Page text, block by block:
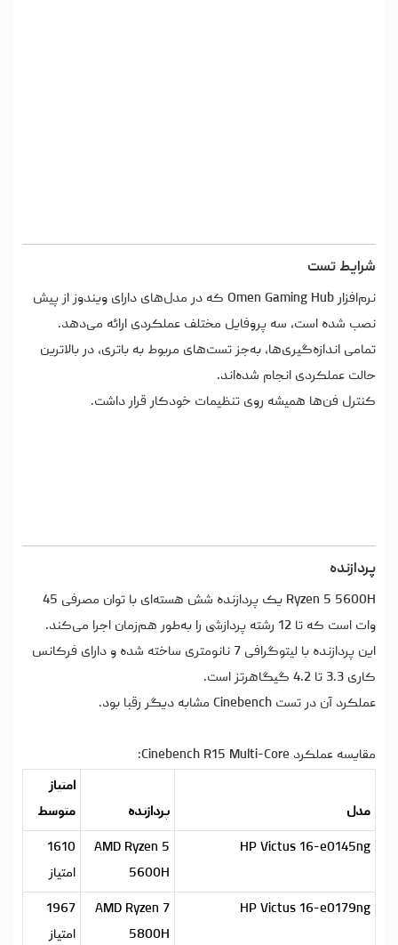
شرایط تست
نرم‌افزار Omen Gaming Hub که در مدل‌های دارای ویندوز از پیش
نصب شده است، سه پروفایل مختلف عملکردی ارائه می‌دهد.
تمامی اندازه‌گیری‌ها، به‌جز تست‌های مربوط به باتری، در بالاترین
حالت عملکردی انجام شده‌اند.
کنترل فن‌ها همیشه روی تنظیمات خودکار قرار داشت.
پردازنده
Ryzen 5 5600H یک پردازنده شش هسته‌ای با توان مصرفی 45
وات است که تا 12 رشته پردازشی را به‌طور هم‌زمان اجرا می‌کند.
این پردازنده با لیتوگرافی 7 نانومتری ساخته شده و دارای فرکانس
کاری 3.3 تا 4.2 گیگاهرتز است.
عملکرد آن در تست Cinebench مشابه دیگر رقبا بود.
مقایسه عملکرد Cinebench R15 Multi-Core:
مدل پردازنده
امتیاز
متوسط
HP Victus 16-e0145ng
AMD Ryzen 5
5600H
1610
امتیاز
HP Victus 16-e0179ng
AMD Ryzen 7
5800H
1967
امتیاز